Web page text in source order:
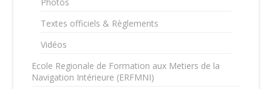
Textes officiels & Règlements
Vidéos
Ecole Regionale de Formation aux Metiers de la
Navigation Intérieure (ERFMNI)